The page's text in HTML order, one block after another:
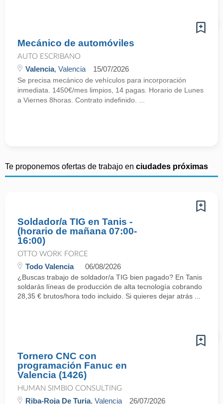
Mecánico de automóviles
AUTO ESCRIBANO
Valencia, Valencia 15/07/2026
Se precisa mecánico de vehículos para incorporación
inmediata. 1450€/mes limpios, 14 pagas. Horario de Lunes
a Viernes 8horas. Contrato indefinido. ...
Te proponemos ofertas de trabajo en ciudades próximas
Soldador/a TIG en Tanis -
(horario de mañana 07:00-
16:00)
OTTO WORK FORCE
Todo Valencia 06/08/2026
¿Buscas trabajo de soldador/a TIG bien pagado? En Tanis
soldarás líneas de producción de alta tecnología cobrando
28,35 € brutos/hora todo incluido. Si quieres dejar atrás ...
Tornero CNC con
programación Fanuc en
Valencia (1426)
HUMAN SIMBIO CONSULTING
Riba-Roja De Turia, Valencia 26/07/2026